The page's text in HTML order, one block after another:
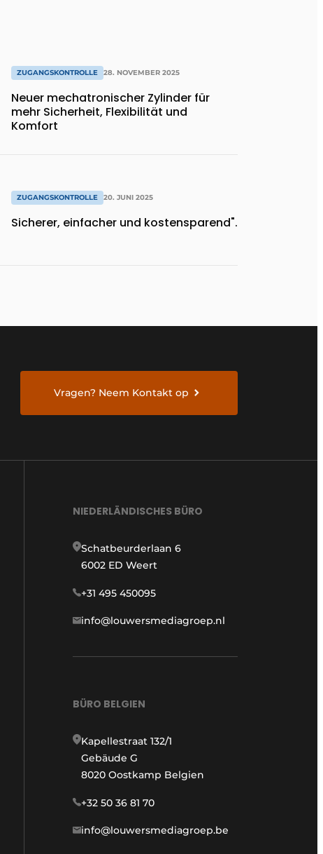
ZUGANGSKONTROLLE 28. NOVEMBER 2025
Neuer mechatronischer Zylinder für
mehr Sicherheit, Flexibilität und
Komfort
ZUGANGSKONTROLLE 20. JUNI 2025
Sicherer, einfacher und kostensparend".
Vragen? Neem Kontakt op
NIEDERLÄNDISCHES BÜRO
Schatbeurderlaan 6
6002 ED Weert
+31 495 450095
info@louwersmediagroep.nl
BÜRO BELGIEN
Kapellestraat 132/1
Gebäude G
8020 Oostkamp Belgien
+32 50 36 81 70
info@louwersmediagroep.be